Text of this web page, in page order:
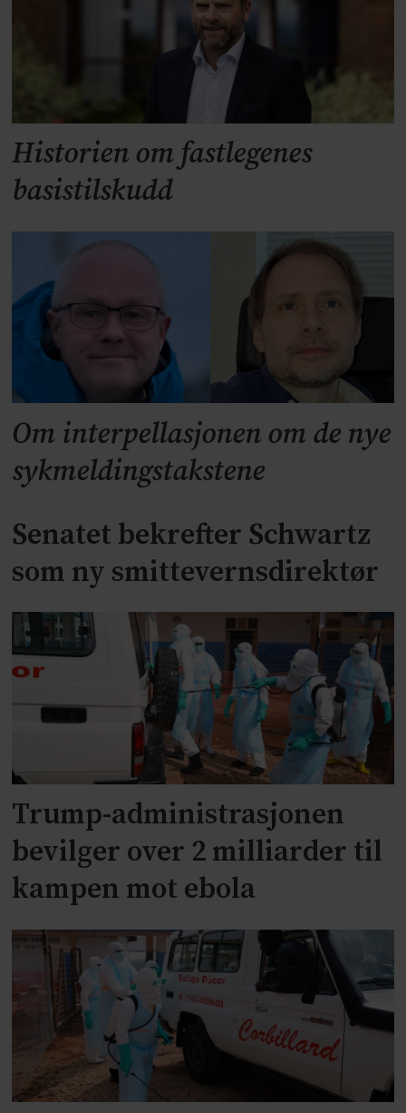
Historien om fastlegenes
basistilskudd
Om interpellasjonen om de nye
sykmeldingstakstene
Senatet bekrefter Schwartz
som ny smittevernsdirektør
Trump-administrasjonen
bevilger over 2 milliarder til
kampen mot ebola